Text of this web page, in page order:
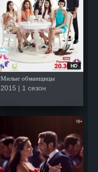
HD
Милые обманщицы
2015 | 1 сезон